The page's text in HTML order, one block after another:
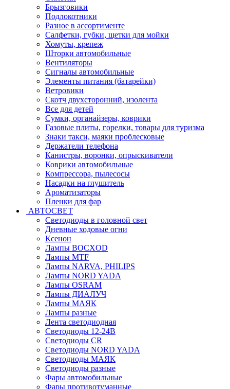
Брызговики
Подлокотники
Разное в ассортименте
Салфетки, губки, щетки для мойки
Хомуты, крепеж
Шторки автомобильные
Вентиляторы
Сигналы автомобильные
Элементы питания (батарейки)
Ветровики
Скотч двухсторонний, изолента
Все для детей
Сумки, органайзеры, коврики
Газовые плиты, горелки, товары для туризма
Знаки такси, маяки проблесковые
Держатели телефона
Канистры, воронки, опрыскиватели
Коврики автомобильные
Компрессора, пылесосы
Насадки на глушитель
Ароматизаторы
Пленки для фар
АВТОСВЕТ
Светодиоды в головной свет
Дневные ходовые огни
Ксенон
Лампы BOCXOD
Лампы MTF
Лампы NARVA, PHILIPS
Лампы NORD YADA
Лампы OSRAM
Лампы ДИАЛУЧ
Лампы МАЯК
Лампы разные
Лента светодиодная
Светодиоды 12-24В
Светодиоды CR
Светодиоды NORD YADA
Светодиоды МАЯК
Светодиоды разные
Фары автомобильные
Фары противотуманные